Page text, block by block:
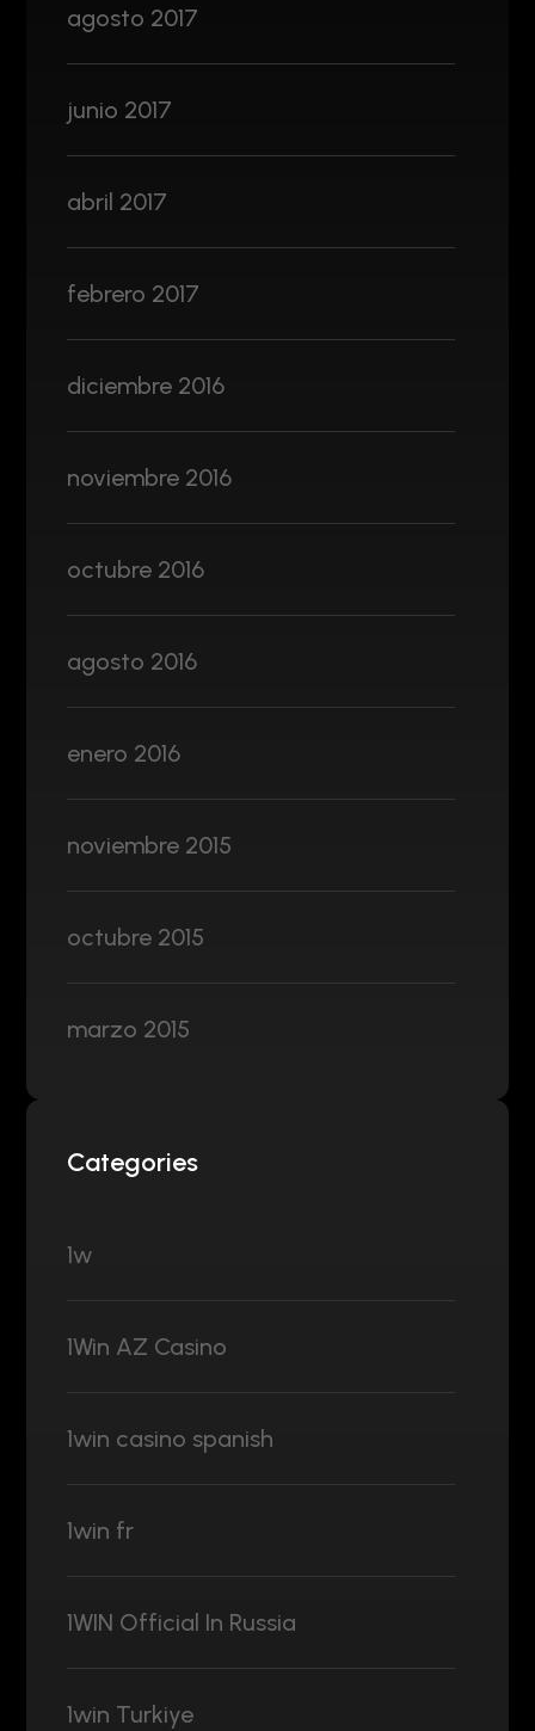
agosto 2017
junio 2017
abril 2017
febrero 2017
diciembre 2016
noviembre 2016
octubre 2016
agosto 2016
enero 2016
noviembre 2015
octubre 2015
marzo 2015
Categories
1w
1Win AZ Casino
1win casino spanish
1win fr
1WIN Official In Russia
1win Turkiye